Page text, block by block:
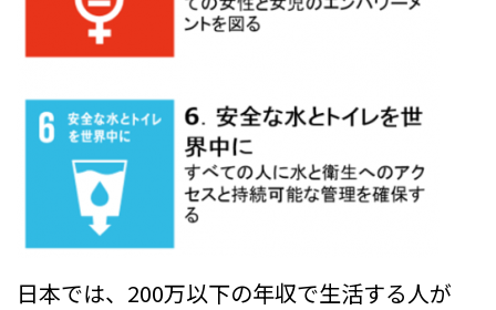
日本では、200万以下の年収で生活する人が